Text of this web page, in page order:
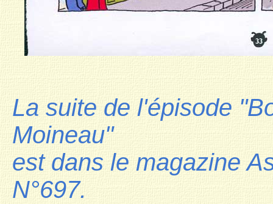
La suite de l'épisode
Moineau"
est dans le magazine
N°697.